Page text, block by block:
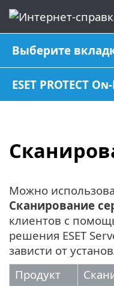
Выберите
ESET PROTECT
Можно
Сканирование
клиентов с
решения ESET
зависти от
Продукт